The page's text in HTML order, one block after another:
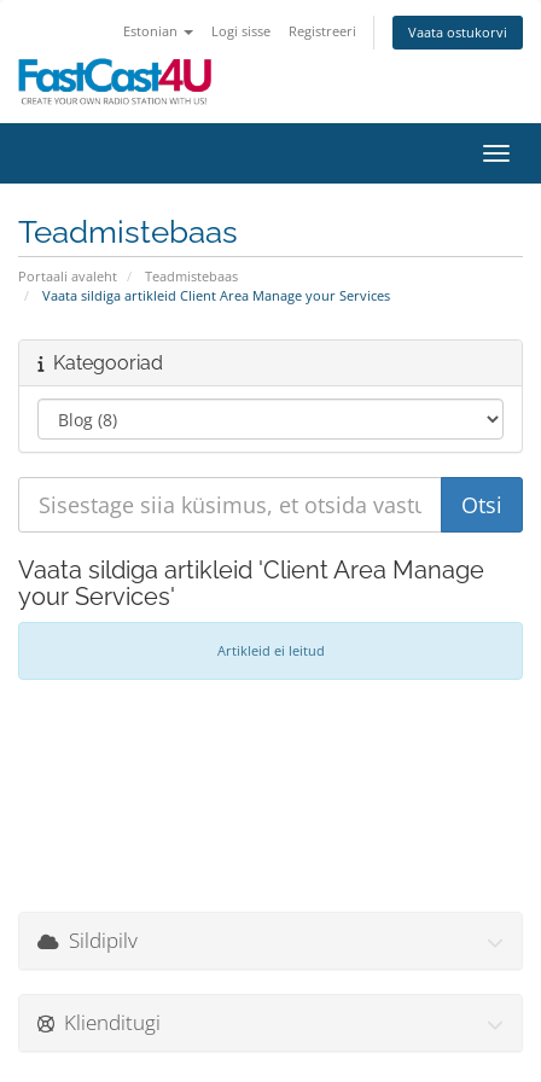
Estonian Logi sisse Registreeri Vaata ostukorvi
Teadmistebaas
Portaali avaleht
Teadmistebaas
Vaata sildiga artikleid Client Area Manage your Services
Kategooriad
Vaata sildiga artikleid 'Client Area Manage
your Services'
Artikleid ei leitud
Sildipilv
Klienditugi